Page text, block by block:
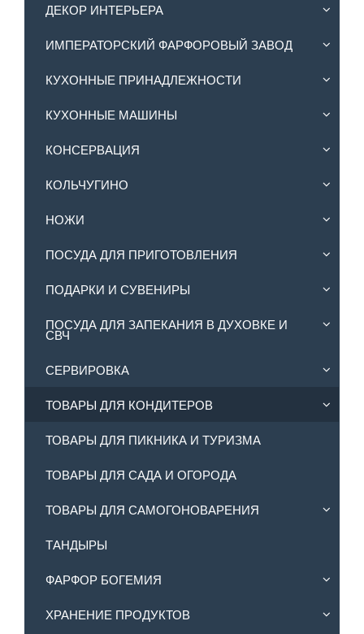
ДЕКОР ИНТЕРЬЕРА
ИМПЕРАТОРСКИЙ ФАРФОРОВЫЙ ЗАВОД
КУХОННЫЕ ПРИНАДЛЕЖНОСТИ
КУХОННЫЕ МАШИНЫ
КОНСЕРВАЦИЯ
КОЛЬЧУГИНО
НОЖИ
ПОСУДА ДЛЯ ПРИГОТОВЛЕНИЯ
ПОДАРКИ И СУВЕНИРЫ
ПОСУДА ДЛЯ ЗАПЕКАНИЯ В ДУХОВКЕ И
СВЧ
СЕРВИРОВКА
ТОВАРЫ ДЛЯ КОНДИТЕРОВ
ТОВАРЫ ДЛЯ ПИКНИКА И ТУРИЗМА
ТОВАРЫ ДЛЯ САДА И ОГОРОДА
ТОВАРЫ ДЛЯ САМОГОНОВАРЕНИЯ
ТАНДЫРЫ
ФАРФОР БОГЕМИЯ
ХРАНЕНИЕ ПРОДУКТОВ